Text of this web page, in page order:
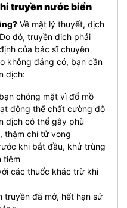
truyền nước biển
Về mặt lý thuyết, dịch
đó, truyền dịch phải
của bác sĩ chuyên
không đáng có, bạn cần
dịch:
chóng mặt vì đổ mồ
động thể chất cường độ
dịch có thể gây phù
thậm chí tử vong
khi bắt đầu, khử trùng
tiêm
các thuốc khác trừ khi
truyền đã mở, hết hạn sử